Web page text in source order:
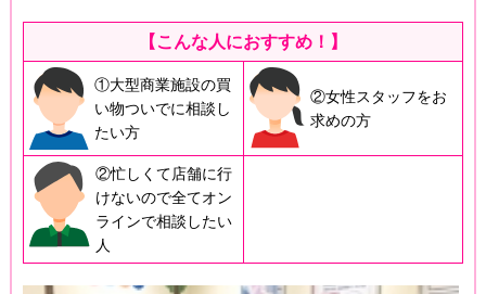
【こんな人におすすめ！】
①大型商業施設の買
い物ついでに相談し
たい方
②女性スタッフをお
求めの方
②忙しくて店舗に行
けないので全てオン
ラインで相談したい
人